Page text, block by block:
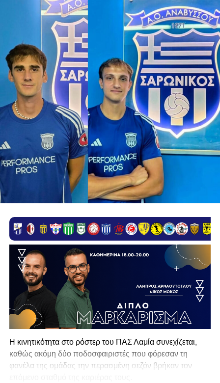
Η κινητικότητα στο ρόστερ του ΠΑΣ Λαμία συνεχίζεται,
καθώς ακόμη δύο ποδοσφαιριστές που φόρεσαν τη
φανέλα της ομάδας την περασμένη σεζόν βρήκαν τον